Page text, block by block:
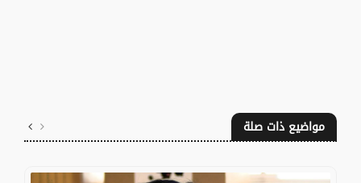
مواضيع ذات صلة